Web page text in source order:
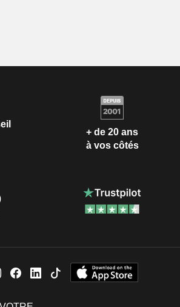
+ de 20 ans
à vos côtés